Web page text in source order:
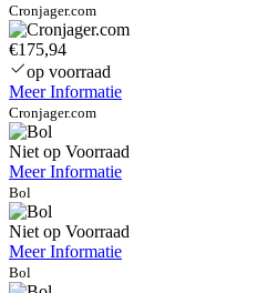
Cronjager.com
€175,94
op voorraad
Meer Informatie
Cronjager.com
Niet op Voorraad
Meer Informatie
Bol
Niet op Voorraad
Meer Informatie
Bol